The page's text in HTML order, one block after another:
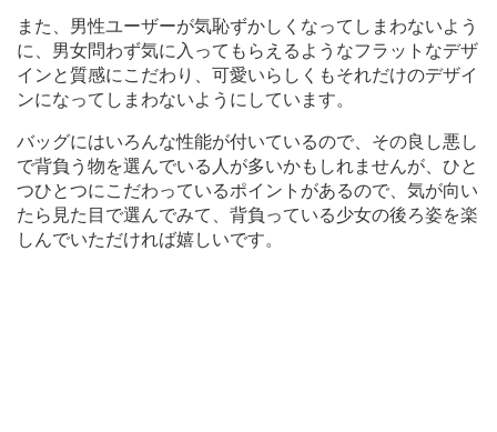
また、男性ユーザーが気恥ずかしくなってしまわないよう
に、男女問わず気に入ってもらえるようなフラットなデザ
インと質感にこだわり、可愛いらしくもそれだけのデザイ
ンになってしまわないようにしています。
バッグにはいろんな性能が付いているので、その良し悪し
で背負う物を選んでいる人が多いかもしれませんが、ひと
つひとつにこだわっているポイントがあるので、気が向い
たら見た目で選んでみて、背負っている少女の後ろ姿を楽
しんでいただければ嬉しいです。